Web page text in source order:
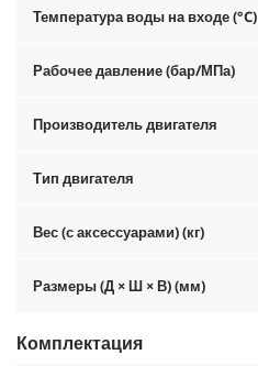
Температура воды на входе (°C)
Рабочее давление (бар/МПа)
Производитель двигателя
Тип двигателя
Вес (с аксессуарами) (кг)
Размеры (Д × Ш × В) (мм)
Комплектация